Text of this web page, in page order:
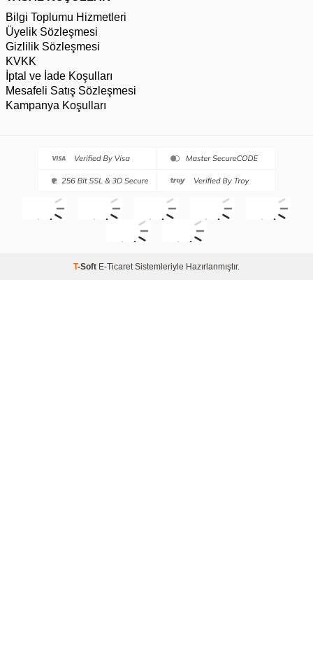
Bilgi Toplumu Hizmetleri
Üyelik Sözleşmesi
Gizlilik Sözleşmesi
KVKK
İptal ve İade Koşulları
Mesafeli Satış Sözleşmesi
Kampanya Koşulları
T-Soft E-Ticaret Sistemleriyle Hazırlanmıştır.